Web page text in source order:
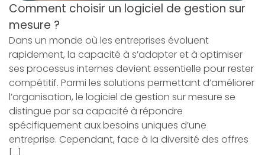
Comment choisir un logiciel de gestion sur
mesure ?
Dans un monde où les entreprises évoluent
rapidement, la capacité à s’adapter et à optimiser
ses processus internes devient essentielle pour rester
compétitif. Parmi les solutions permettant d’améliorer
l’organisation, le logiciel de gestion sur mesure se
distingue par sa capacité à répondre
spécifiquement aux besoins uniques d’une
entreprise. Cependant, face à la diversité des offres